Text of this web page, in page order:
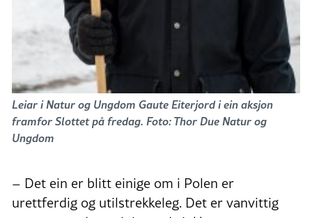
Leiar i Natur og Ungdom Gaute Eiterjord i ein aksjon
framfor Slottet på fredag. Foto: Thor Due Natur og
Ungdom
– Det ein er blitt einige om i Polen er
urettferdig og utilstrekkeleg. Det er vanvittig